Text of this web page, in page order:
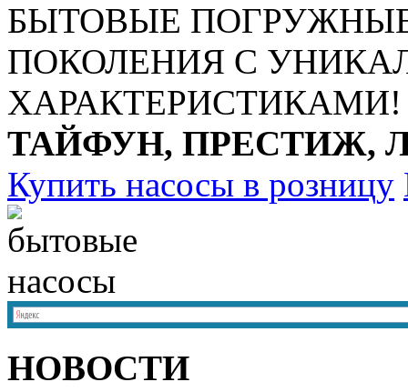
БЫТОВЫЕ
ПОКОЛЕНИЯ С
ХАРАКТЕРИСТИКАМИ!
ТАЙФУН, ПРЕСТИЖ,
Купить насосы в розницу
НОВОСТИ